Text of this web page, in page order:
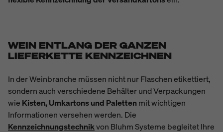
WEIN ENTLANG DER GANZEN
LIEFERKETTE KENNZEICHNEN
In der Weinbranche müssen nicht nur Flaschen etikettiert,
sondern auch verschiedene Behälter und Verpackungen
wie Kisten, Umkartons und Palettenmit wichtigen
Informationen versehen werden. Die
Kennzeichnungstechnikvon Bluhm Systeme begleitet Ihre